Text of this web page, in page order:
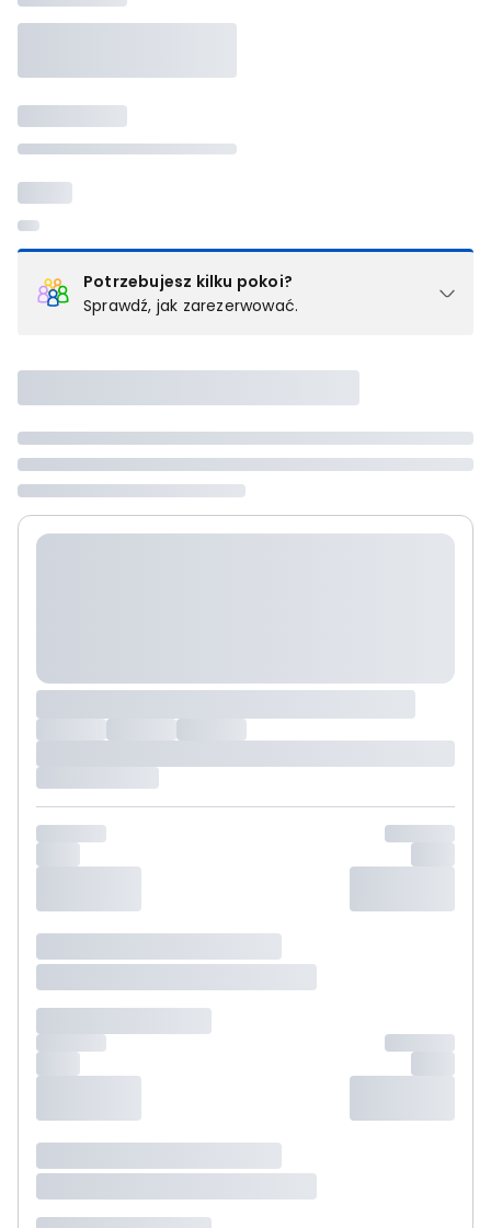
Potrzebujesz kilku pokoi?
Sprawdź, jak zarezerwować.
pokoju (lub apartamencie, willi itd.). Wybierz jedną z ofert z listy
i zarezerwuj ją. Zrób oddzielne rezerwacje dla każdego
kolejnego pokoju lubskontaktuj się z nami,by złożyć
zamówienie u naszego doradcy.
Maksymalna liczba uczestników
maksymalny limit dla 1 pokoju.